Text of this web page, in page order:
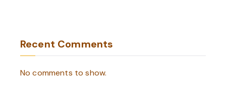
Recent Comments
No comments to show.